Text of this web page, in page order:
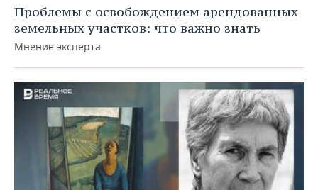
Проблемы с освобождением арендованных
земельных участков: что важно знать
Мнение эксперта